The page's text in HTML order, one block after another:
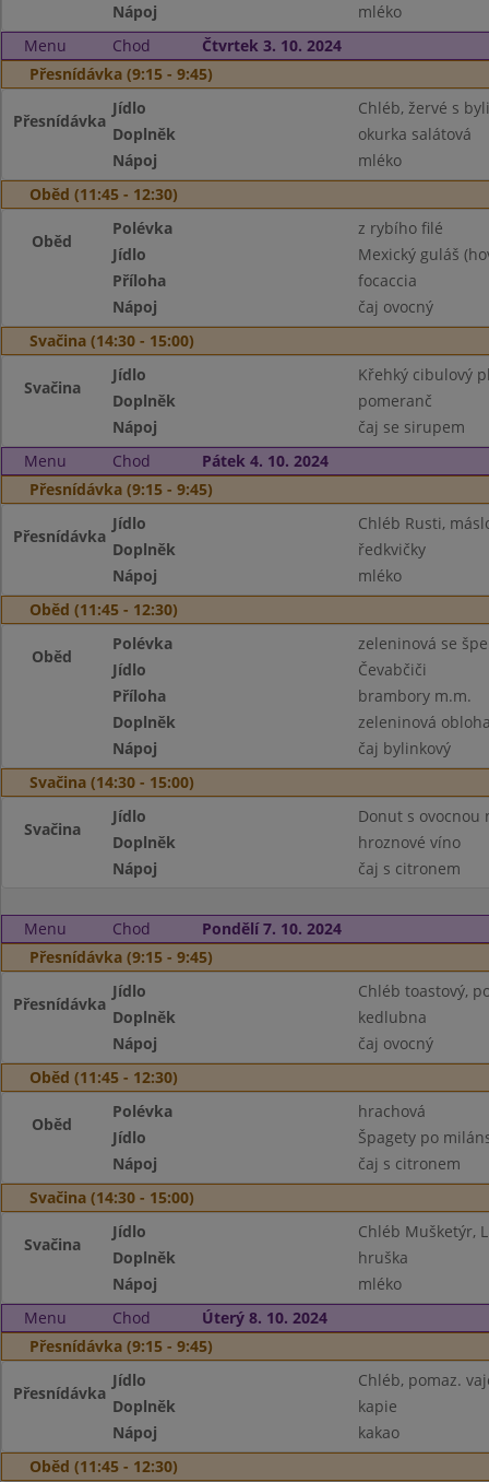
Nápoj
mléko
Menu
Chod
Čtvrtek 3. 10. 2024
Přesnídávka (9:15 - 9:45)
Přesnídávka
Jídlo
Chléb, žervé s
Doplněk
okurka salátová
Nápoj
mléko
Oběd (11:45 - 12:30)
Oběd
Polévka
z rybího filé
Jídlo
Mexický guláš
Příloha
focaccia
Nápoj
čaj ovocný
Svačina (14:30 - 15:00)
Svačina
Jídlo
Křehký cibulový
Doplněk
pomeranč
Nápoj
čaj se sirupem
Menu
Chod
Pátek 4. 10. 2024
Přesnídávka (9:15 - 9:45)
Přesnídávka
Jídlo
Chléb Rusti,
Doplněk
ředkvičky
Nápoj
mléko
Oběd (11:45 - 12:30)
Oběd
Polévka
zeleninová se
Jídlo
Čevabčiči
Příloha
brambory m.m.
Doplněk
zeleninová
Nápoj
čaj bylinkový
Svačina (14:30 - 15:00)
Svačina
Jídlo
Donut s ovocnou
Doplněk
hroznové víno
Nápoj
čaj s citronem
Menu Chod
Pondělí 7. 10. 2024
Přesnídávka (9:15 - 9:45)
Přesnídávka
Jídlo
Chléb toastový,
Doplněk
kedlubna
Nápoj
čaj ovocný
Oběd (11:45 - 12:30)
Oběd
Polévka
hrachová
Jídlo
Špagety po
Nápoj
čaj s citronem
Svačina (14:30 - 15:00)
Svačina
Jídlo
Chléb Mušketýr,
Doplněk
hruška
Nápoj
mléko
Menu
Chod
Úterý 8. 10. 2024
Přesnídávka (9:15 - 9:45)
Přesnídávka
Jídlo
Chléb, pomaz.
Doplněk
kapie
Nápoj
kakao
Oběd (11:45 - 12:30)